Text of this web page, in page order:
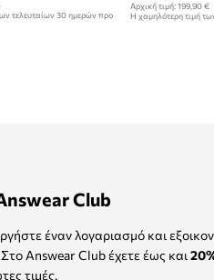
τελευταίων 30 ημερών προ
Αρχική τιμή:199,90 €
Η χαμηλότερη τιμή
Club
έναν λογαριασμό και
Answear Club έχετε έως και
τιμές.